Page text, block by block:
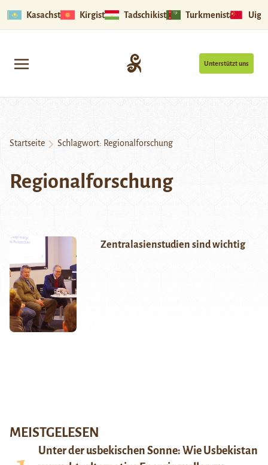
Kasachstan Kirgistan Tadschikistan Turkmenistan
Unterstützt uns
Startseite Schlagwort: Regionalforschung
Regionalforschung
Zentralasienstudien sind wichtig
MEISTGELESEN
Unter der usbekischen Sonne: Wie Usbekistan